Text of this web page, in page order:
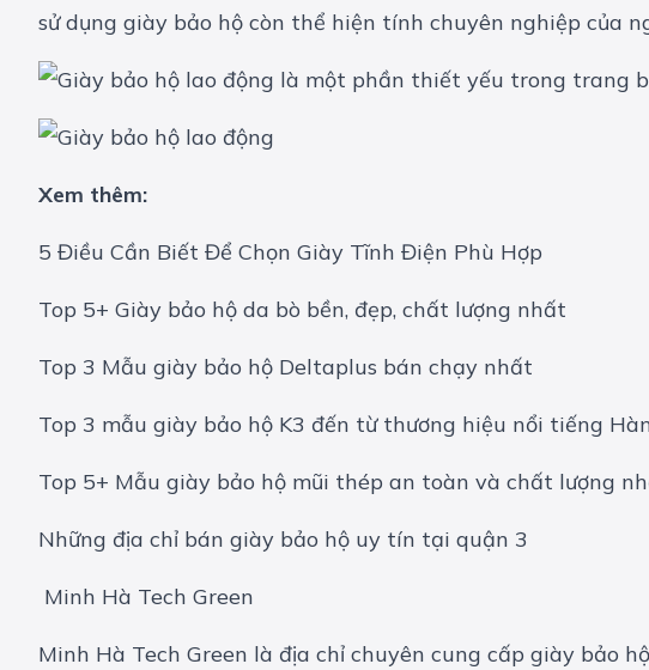
sử dụng giày bảo hộ còn thể hiện tính chuyên nghiệp của
Xem thêm:
5 Điều Cần Biết Để Chọn Giày Tĩnh Điện Phù Hợp
Top 5+ Giày bảo hộ da bò bền, đẹp, chất lượng nhất
Top 3 Mẫu giày bảo hộ Deltaplus bán chạy nhất
Top 3 mẫu giày bảo hộ K3 đến từ thương hiệu nổi tiếng
Top 5+ Mẫu giày bảo hộ mũi thép an toàn và chất lượng
Những địa chỉ bán giày bảo hộ uy tín tại quận 3
Minh Hà Tech Green
Minh Hà Tech Green là địa chỉ chuyên cung cấp giày bảo